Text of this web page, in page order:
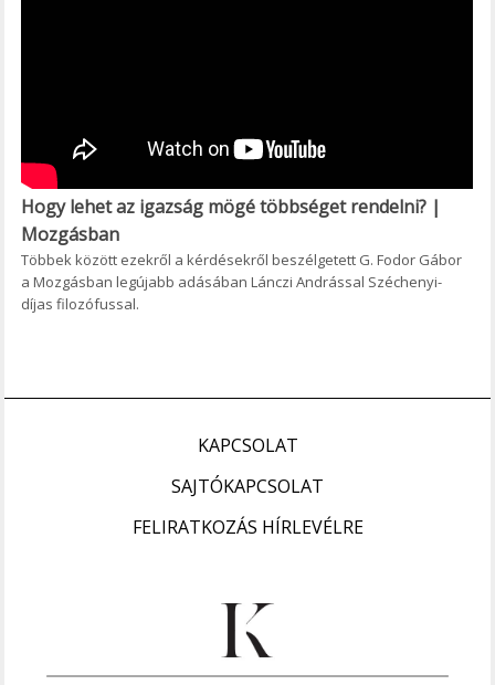
Hogy lehet az igazság mögé többséget rendelni? |
Mozgásban
Többek között ezekről a kérdésekről beszélgetett G. Fodor Gábor
a Mozgásban legújabb adásában Lánczi Andrással Széchenyi-
díjas filozófussal.
KAPCSOLAT
SAJTÓKAPCSOLAT
FELIRATKOZÁS HÍRLEVÉLRE